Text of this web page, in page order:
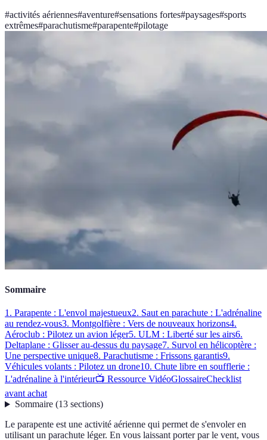
#activités aériennes#aventure#sensations fortes#paysages#sports
extrêmes#parachutisme#parapente#pilotage
Sommaire
1. Parapente : L'envol majestueux2. Saut en parachute : L'adrénaline
au rendez-vous3. Montgolfière : Vers de nouveaux horizons4.
Aéroclub : Pilotez un avion léger5. ULM : Liberté sur les airs6.
Deltaplane : Glisser au-dessus du paysage7. Survol en hélicoptère :
Une perspective unique8. Parachutisme : Frissons garantis9.
Véhicules volants : Pilotez un drone10. Chute libre en soufflerie :
L'adrénaline à l'intérieur📺 Ressource VidéoGlossaireChecklist
avant achat
Sommaire(13 sections)
Le parapente est une activité aérienne qui permet de s'envoler en
utilisant un parachute léger. En vous laissant porter par le vent, vous